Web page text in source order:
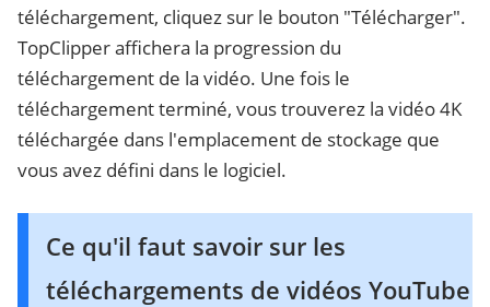
téléchargement, cliquez sur le bouton "Télécharger".
TopClipper affichera la progression du
téléchargement de la vidéo. Une fois le
téléchargement terminé, vous trouverez la vidéo 4K
téléchargée dans l'emplacement de stockage que
vous avez défini dans le logiciel.
Ce qu'il faut savoir sur les
téléchargements de vidéos YouTube